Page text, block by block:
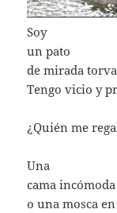
Soy
un pato
de mirada
Tengo vicio y
¿Quién me
Una
cama incómoda
o una mosca